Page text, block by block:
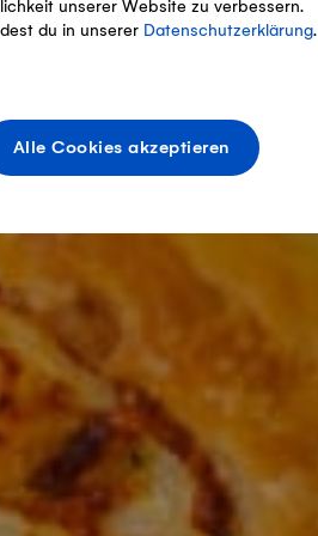
unserer Website zu verbessern.
du in unserer Datenschutzerklärung.
Alle Cookies akzeptieren